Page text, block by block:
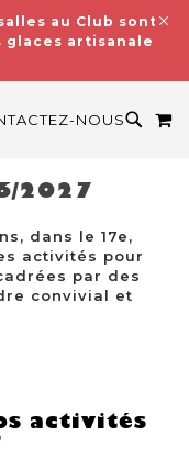
au Club sont
artisanales
NOUS
2027
dans le 17e,
activités pour
par des
convivial et
activités